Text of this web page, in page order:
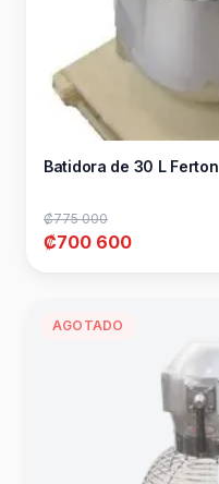
Batidora de 30 L Ferton
₡775 000
₡700 600
AGOTADO